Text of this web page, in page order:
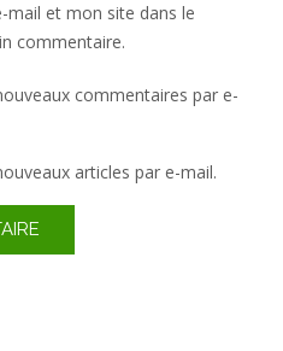
et mon site dans le
commentaire.
commentaires par e-
articles par e-mail.